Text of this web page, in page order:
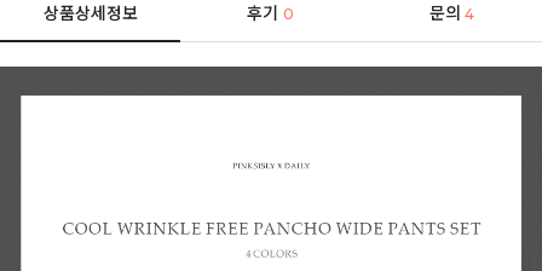
상품상세정보 후기0 문의 4